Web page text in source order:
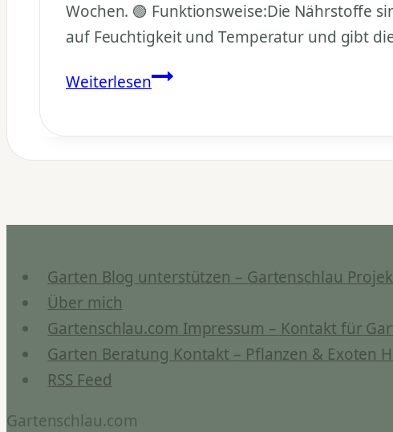
Wochen. 🟢 Funktionsweise:Die Nährstoffe
auf Feuchtigkeit und Temperatur und gibt
WeiterlesenWie
Depotdünger?
Garten Blog unterstützen – Gartenschlau
Über mich
Gartenschlau.com Impressum – Kontakt für
Garten Beratung Kontakt – Pflanzen & Exoten
RSS Feed
Gartenschlau.com